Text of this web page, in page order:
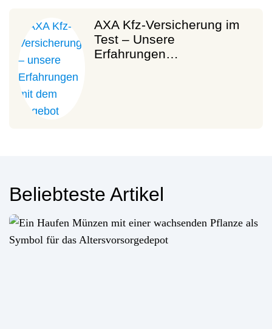
AXA Kfz-Versicherung im
Test – Unsere
Erfahrungen…
Beliebteste Artikel